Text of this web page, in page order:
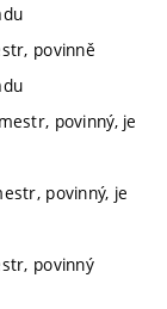
povinně
povinný, je
povinný, je
povinný